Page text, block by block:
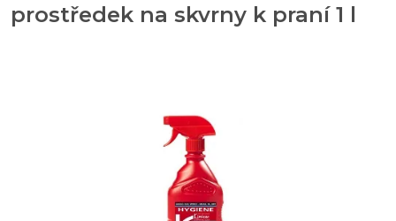
prostředek na skvrny k praní 1 l